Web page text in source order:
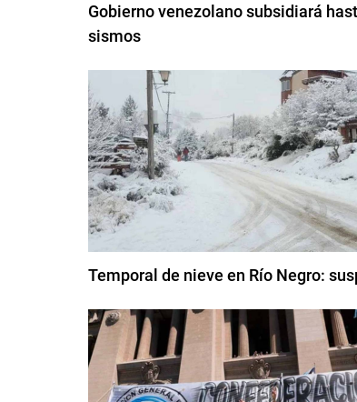
Gobierno venezolano subsidiará
sismos
Temporal de nieve en Río Negro: